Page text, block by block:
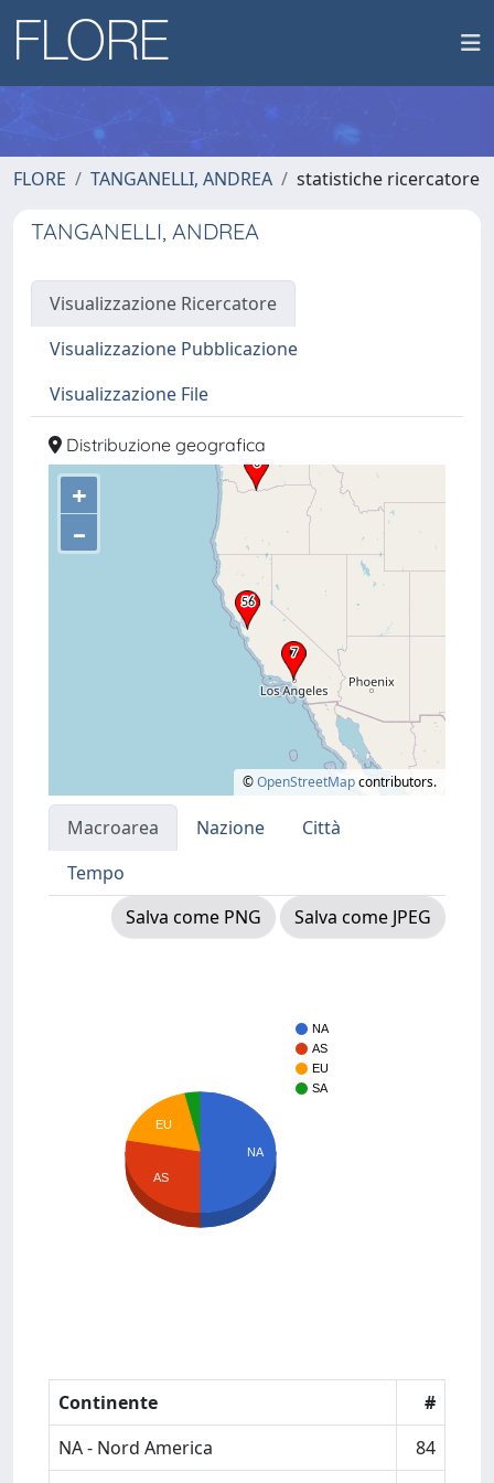
FLORE TANGANELLI, ANDREA statistiche ricercatore
TANGANELLI, ANDREA
Visualizzazione Ricercatore
Visualizzazione Pubblicazione
Visualizzazione File
Distribuzione geografica
+
–
©OpenStreetMapcontributors.
Macroarea Nazione
Città
Tempo
Salva come PNG
Salva come JPEG
NA
AS
EU
SA
EU
AS
NA
Continente
#
NA - Nord America
84